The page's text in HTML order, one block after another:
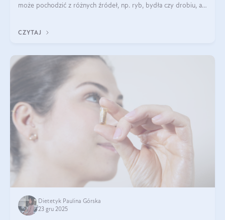
może pochodzić z różnych źródeł, np. ryb, bydła czy drobiu, a
bydlęcy.
CZYTAJ
Dietetyk Paulina Górska
23 gru 2025